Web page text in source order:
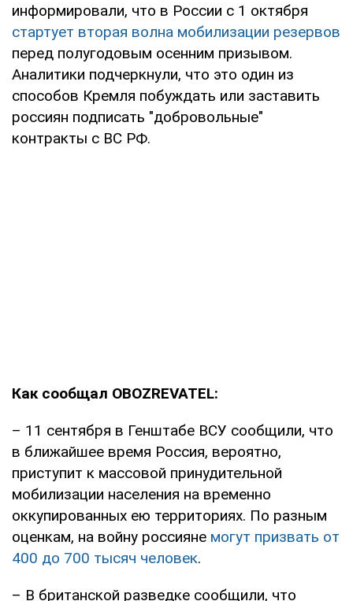
информировали, что в России с 1 октября
стартует вторая волна мобилизации резервов
перед полугодовым осенним призывом.
Аналитики подчеркнули, что это один из
способов Кремля побуждать или заставить
россиян подписать "добровольные"
контракты с ВС РФ.
Как сообщал OBOZREVATEL:
– 11 сентября в Генштабе ВСУ сообщили, что
в ближайшее время Россия, вероятно,
приступит к массовой принудительной
мобилизации населения на временно
оккупированных ею территориях. По разным
оценкам, на войну россияне могут призвать от
400 до 700 тысяч человек.
– В британской разведке сообщили, что